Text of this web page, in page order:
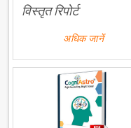
विस्तृत रिपोर्ट
अधिक जानें